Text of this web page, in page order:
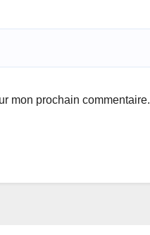
mon prochain commentaire.